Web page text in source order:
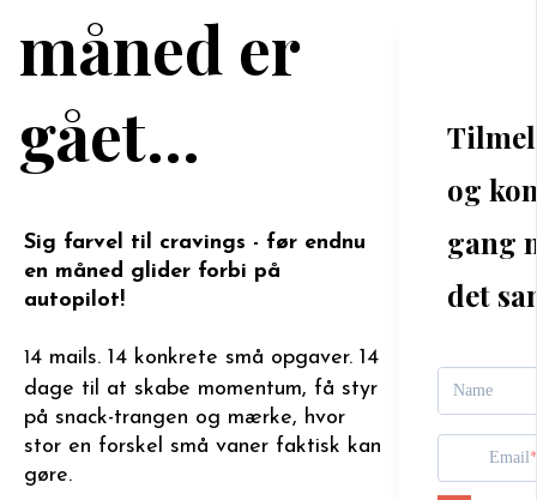
måned er
gået...
Sig farvel til cravings - før endnu
en måned glider forbi på
autopilot!
14 mails. 14 konkrete små opgaver. 14
dage til at skabe momentum, få styr
på snack-trangen og mærke, hvor
stor en forskel små vaner faktisk kan
gøre.
og
gang
det
Name
Email